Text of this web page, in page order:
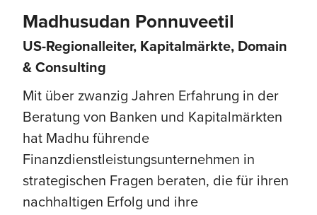
Madhusudan Ponnuveetil
US-Regionalleiter, Kapitalmärkte, Domain
& Consulting
Mit über zwanzig Jahren Erfahrung in der
Beratung von Banken und Kapitalmärkten
hat Madhu führende
Finanzdienstleistungsunternehmen in
strategischen Fragen beraten, die für ihren
nachhaltigen Erfolg und ihre